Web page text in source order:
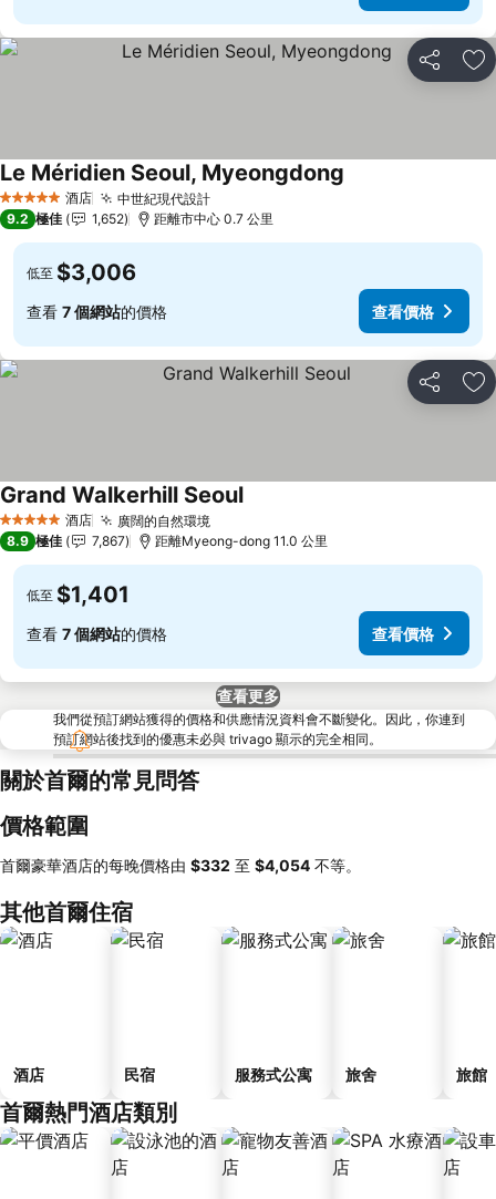
分享 放
5 星級 酒店 中世紀現代設計
Le Méridien Seoul, Myeongdong
9.2 極佳 1,652 距離市中心 0.7 公里
低至 $3,006
查看 7 個網站的價格 查看價格
分享 放
5 星級 酒店 廣闊的自然環境
Grand Walkerhill Seoul
8.9 極佳 7,867 距離Myeong-dong 11.0 公里
低至 $1,401
查看 7 個網站的價格 查看價格
查看更多
我們從預訂網站獲得的價格和供應情況資料會不斷變化。因此，你連到
預訂網站後找到的優惠未必與 trivago 顯示的完全相同。
關於首爾的常見問答
價格範圍
首爾豪華酒店的每晚價格由 ‎$332 至 ‎$4,054 不等。
其他首爾住宿
酒店 民宿 服務式公寓 旅舍 旅館
首爾熱門酒店類別